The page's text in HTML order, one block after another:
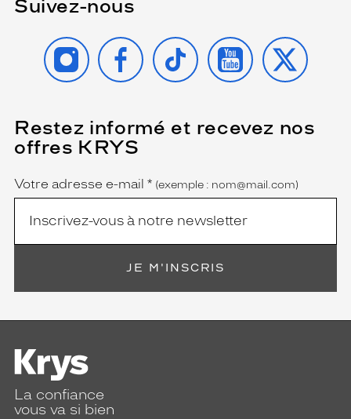
Suivez-nous
INSTAGRAMFACEBOOK
TIKTOK YOUTUBE
X
Restez informé et recevez nos
offres KRYS
Name
Votre adresse e-mail *
(Ce
champ
est
obligatoire)
(exemple : nom@mail.com)
JE M'INSCRIS
La confiance
vous va si bien